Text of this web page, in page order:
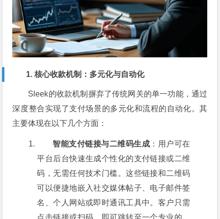
1. 核心收款机制：多元化与自动化
Sleek的收款机制摒弃了传统网关的单一功能，通过
深度整合实现了支付场景的多元化和流程的自动化。其
主要体现在以下几个方面：
智能支付链接与二维码生成 ：用户可在
平台后台快速生成个性化的支付链接或二维
码，无需任何技术门槛。这些链接和二维码
可以便捷地嵌入社交媒体帖子、电子邮件签
名、个人网站或即时通讯工具中。客户只需
点击链接或扫码，即可跳转至一个专业的、